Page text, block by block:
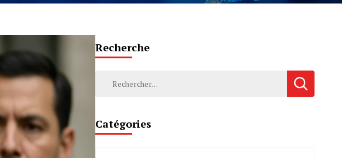
Recherche
Catégories